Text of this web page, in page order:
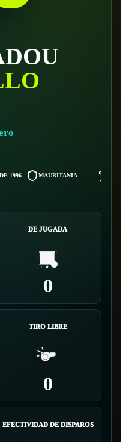
1996 MAURITANIA
DE JUGADA
0
TIRO LIBRE
0
EFECTIVIDAD DE DISPAROS